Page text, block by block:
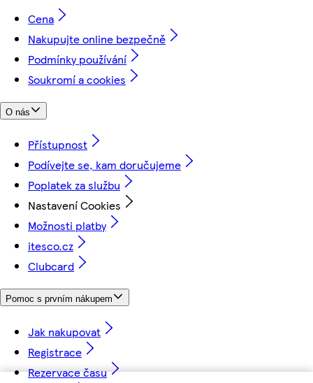
Cena
Nakupujte online bezpečně
Podmínky používání
Soukromí a cookies
O nás
Přístupnost
Podívejte se, kam doručujeme
Poplatek za službu
Nastavení Cookies
Možnosti platby
itesco.cz
Clubcard
Pomoc s prvním nákupem
Jak nakupovat
Registrace
Rezervace času